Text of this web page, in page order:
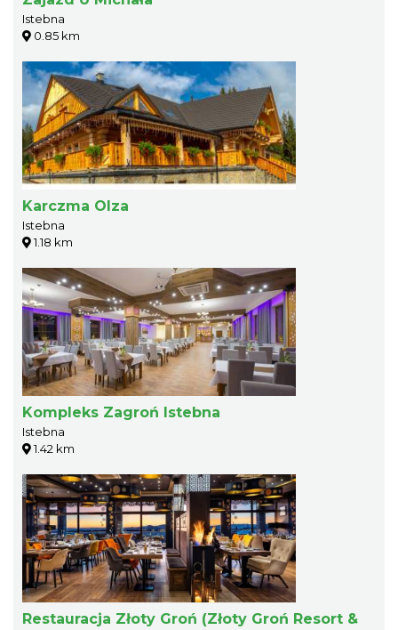
Istebna
0.85 km
Karczma Olza
Istebna
1.18 km
Kompleks Zagroń Istebna
Istebna
1.42 km
Restauracja Złoty Groń (Złoty Groń Resort &